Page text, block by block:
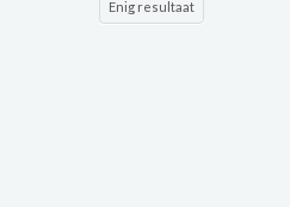
Enig resultaat